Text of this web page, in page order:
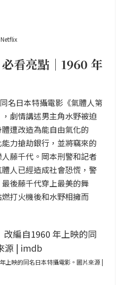
看亮點｜1960 年
名日本特攝電影《氣體人第
劇情講述男主角水野被迫
遭改造為能自由氣化的
能力搶劫銀行，並將竊來的
藤千代。岡本刑警和記者
人已經造成社會恐慌，警
後藤千代穿上最美的舞
打火機後和水野相擁而
上映的同名日本特攝電影。圖片來源 |